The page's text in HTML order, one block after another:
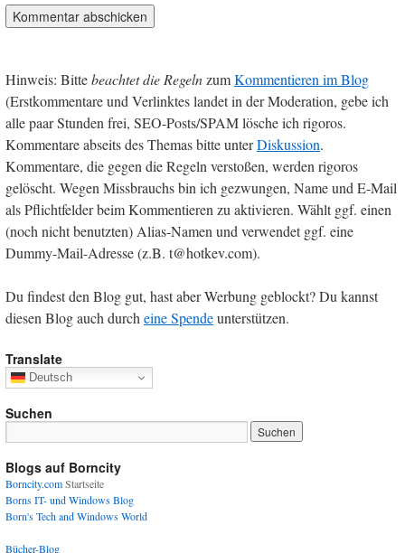
Hinweis: Bittebeachtet die RegelnzumKommentieren im Blog
(Erstkommentare und Verlinktes landet in der Moderation, gebe ich
alle paar Stunden frei, SEO-Posts/SPAM lösche ich rigoros.
Kommentare abseits des Themas bitte unterDiskussion.
Kommentare, die gegen die Regeln verstoßen, werden rigoros
gelöscht. Wegen Missbrauchs bin ich gezwungen, Name und E-Mail
als Pflichtfelder beim Kommentieren zu aktivieren. Wählt ggf. einen
(noch nicht benutzten) Alias-Namen und verwendet ggf. eine
Dummy-Mail-Adresse (z.B. t@hotkev.com).
Du findest den Blog gut, hast aber Werbung geblockt? Du kannst
diesen Blog auch durcheine Spendeunterstützen.
Translate
Deutsch
Suchen
Blogs auf Borncity
Borncity.comStartseite
Borns IT- und Windows Blog
Born's Tech and Windows World
Bücher-Blog